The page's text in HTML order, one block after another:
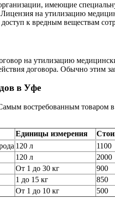
имеющие
на утилизацию
к вредным веществам
на утилизацию
договора. Обычно
в Уфе
востребованным
Единицы измерения
120 л
1100
120 л
2000
От 1 до 30 кг
900
1 до 15 кг
850
От 1 до 10 кг
500